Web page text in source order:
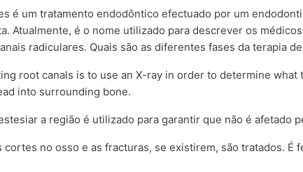
é um tratamento endodôntico efectuado por um
Atualmente, é o nome utilizado para descrever os
radiculares. Quais são as diferentes fases da terapia
root canals is to use an X-ray in order to determine what
into surrounding bone.
a região é utilizado para garantir que não é afetado
no osso e as fracturas, se existirem, são tratados.